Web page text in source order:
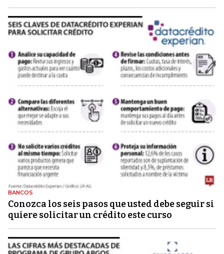
BANCOS
Conozca los seis pasos que usted debe seguir si
quiere solicitar un crédito este curso